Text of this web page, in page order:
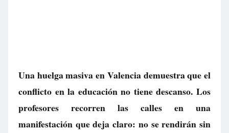
Una huelga masiva en Valencia demuestra que el
conflicto en la educación no tiene descanso. Los
profesores recorren las calles en una
manifestación que deja claro: no se rendirán sin